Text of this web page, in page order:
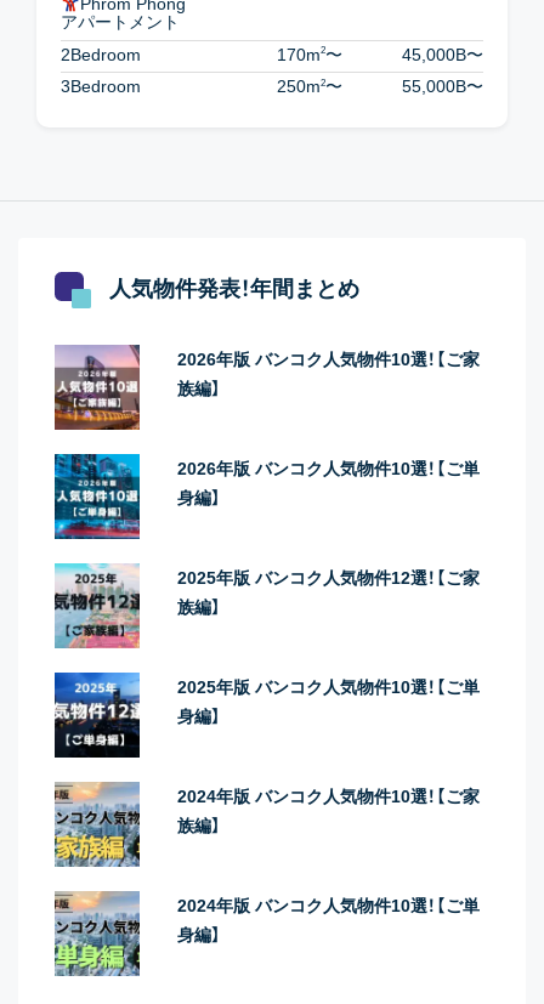
アパートメント
2Bedroom
170m2〜 45,000B〜
3Bedroom
250m2〜 55,000B〜
人気物件発表！年間まとめ
2026年版 バンコク人気物件10選！【ご家
族編】
2026年版 バンコク人気物件10選！【ご単
身編】
2025年版 バンコク人気物件12選！【ご家
族編】
2025年版 バンコク人気物件10選！【ご単
身編】
2024年版 バンコク人気物件10選！【ご家
族編】
2024年版 バンコク人気物件10選！【ご単
身編】